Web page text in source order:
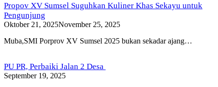
Propov XV Sumsel Suguhkan Kuliner Khas Sekayu untuk
Pengunjung
Oktober 21, 2025November 25, 2025
Muba,SMI Porprov XV Sumsel 2025 bukan sekadar ajang…
PU PR, Perbaiki Jalan 2 Desa
September 19, 2025